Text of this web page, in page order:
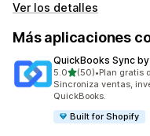
Ver los detalles
Más aplicaciones
QuickBooks Sync
5.0de 5 estrellas
(50)
50 reseñas en total
•Plan gratis
Sincroniza ventas,
QuickBooks.
Built for Shopify